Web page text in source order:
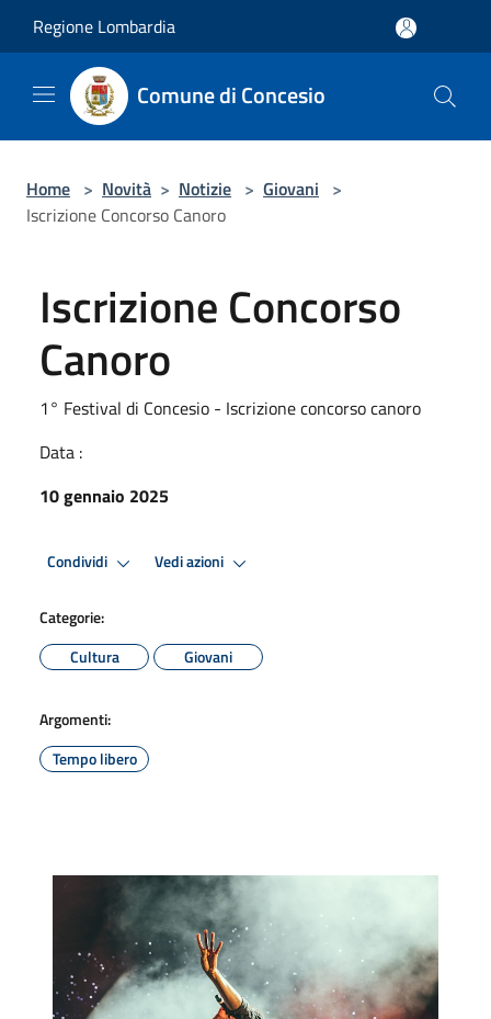
Regione Lombardia
Comune di Concesio
Home > Novità > Notizie > Giovani >
Iscrizione Concorso Canoro
Iscrizione Concorso
Canoro
1° Festival di Concesio - Iscrizione concorso canoro
Data :
10 gennaio 2025
Condividi Vedi azioni
Categorie:
Cultura
Giovani
Argomenti:
Tempo libero